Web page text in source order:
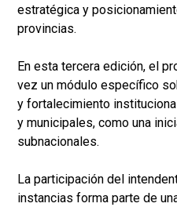
estratégica y
provincias.
En esta tercera edición, el
vez un módulo específico
y fortalecimiento
y municipales, como una
subnacionales.
La participación del
instancias forma parte de